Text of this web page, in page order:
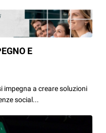
E
impegna a creare soluzioni
social...